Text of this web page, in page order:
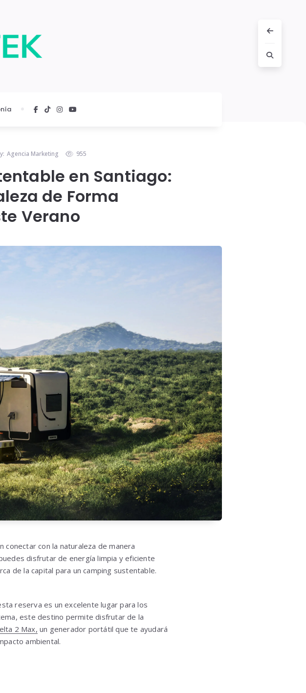
Agencia Marketing 955
en Santiago:
de Forma
Verano
conectar con la naturaleza de manera
disfrutar de energía limpia y eficiente
de la capital para un camping sustentable.
reserva es un excelente lugar para los
este destino permite disfrutar de la
2 Max, un generador portátil que te ayudará
ambiental.